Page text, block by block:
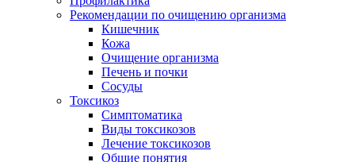
Рекомендации по очищению организма
Кишечник
Кожа
Очищение организма
Печень и почки
Сосуды
Токсикоз
Cимптоматика
Виды токсикозов
Лечение токсикозов
Общие понятия